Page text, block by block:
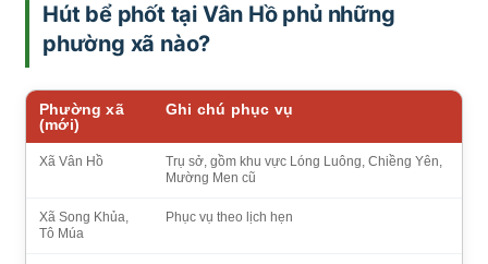
Hút bể phốt tại Vân Hồ phủ những
phường xã nào?
Phường xã
(mới)
Ghi chú phục vụ
Xã Vân Hồ
Trụ sở, gồm khu vực Lóng Luông, Chiềng Yên,
Mường Men cũ
Xã Song Khủa,
Tô Múa
Phục vụ theo lịch hẹn